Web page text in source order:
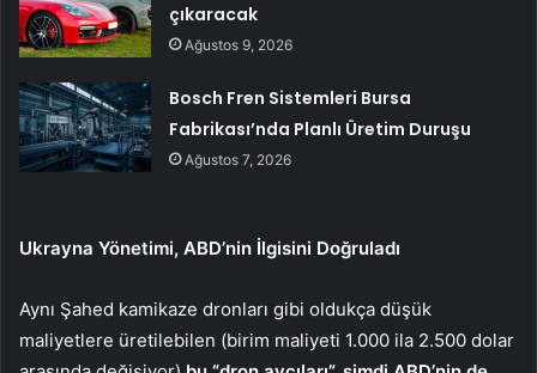
çıkaracak
Ağustos 9, 2026
Bosch Fren Sistemleri Bursa
Fabrikası’nda Planlı Üretim Duruşu
Ağustos 7, 2026
Ukrayna Yönetimi, ABD’nin İlgisini Doğruladı
Aynı Şahed kamikaze dronları gibi oldukça düşük
maliyetlere üretilebilen (birim maliyeti 1.000 ila 2.500 dolar